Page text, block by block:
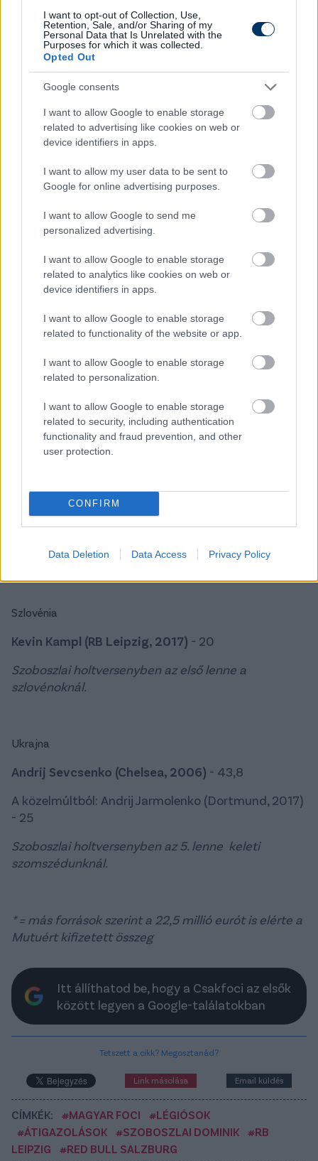
I want to opt-out of Collection, Use,
Retention, Sale, and/or Sharing of my
Personal Data that Is Unrelated with the
Purposes for which it was collected.
Opted Out
Google consents
I want to allow Google to enable storage
related to advertising like cookies on web or
device identifiers in apps.
I want to allow my user data to be sent to
Google for online advertising purposes.
I want to allow Google to send me
personalized advertising.
I want to allow Google to enable storage
related to analytics like cookies on web or
device identifiers in apps.
I want to allow Google to enable storage
related to functionality of the website or app.
I want to allow Google to enable storage
related to personalization.
I want to allow Google to enable storage
related to security, including authentication
functionality and fraud prevention, and other
user protection.
CONFIRM
Data Deletion Data Access Privacy Policy
Krzysztof Piatek (AC Milan, 2018)– 35
Szoboszlai itt az 5. lenne.
Montenegró
Stevan Jovetic (Manchester City, 2013)
A Szoboszlaiért kifizetett összeg itt a 2. lenne.
Románia
Adrian Mutu (Chelsea, 2003)- 19*
A közelmúltból: Razvan Marin (Ajax, 2019) – 12,5
Szoboszlai itt az 1. lenne a TM statisztikája szerint.
Szerbia
Szoboszlai a 10. lenne a szerbeknél.
Milan Skriniar (Internazionale, 2017)
Hamsíkkal.
Szlovénia
Kevin Kampl (RB Leipzig, 2017) - 20
Szoboszlai holtversenyben az első lenne a
szlovénoknál.
Ukrajna
Andrij Sevcsenko (Chelsea, 2006) - 43,8
A közelmúltból: Andrij Jarmolenko (Dortmund, 2017)
- 25
Szoboszlai holtversenyben az 5. lenne keleti
szomszédunknál.
* = más források szerint a 22,5 millió eurót is elérte a
Mutuért kifizetett összeg
Itt állíthatod be, hogy a Csakfoci az elsők
között legyen a Google-találatokban
Tetszett a cikk? Megosztanád?
Link másolása Email küldés
CÍMKÉK: #MAGYAR FOCI
#LÉGIÓSOK
#ÁTIGAZOLÁSOK
#SZOBOSZLAI DOMINIK
#RB
LEIPZIG
#RED BULL SALZBURG